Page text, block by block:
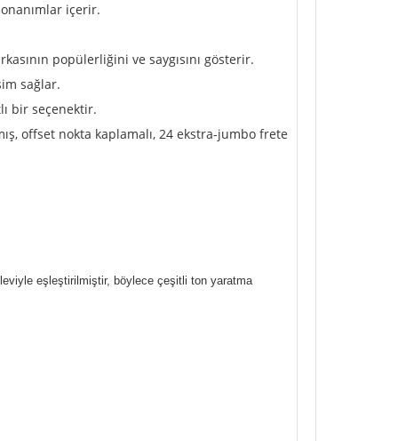
içerir.
popülerliğini ve saygısını gösterir.
sağlar.
bir seçenektir.
offset nokta kaplamalı, 24 ekstra-jumbo frete
eşleştirilmiştir, böylece çeşitli ton yaratma